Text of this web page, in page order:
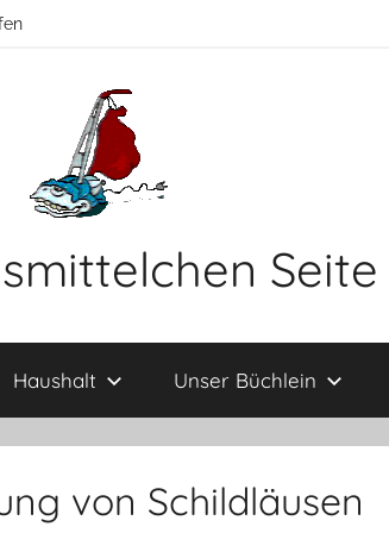
Seite
Haushalt Unser Büchlein
von Schildläusen